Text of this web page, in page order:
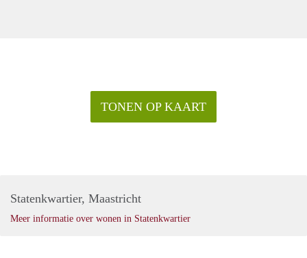
TONEN OP KAART
Statenkwartier, Maastricht
Meer informatie over wonen in Statenkwartier